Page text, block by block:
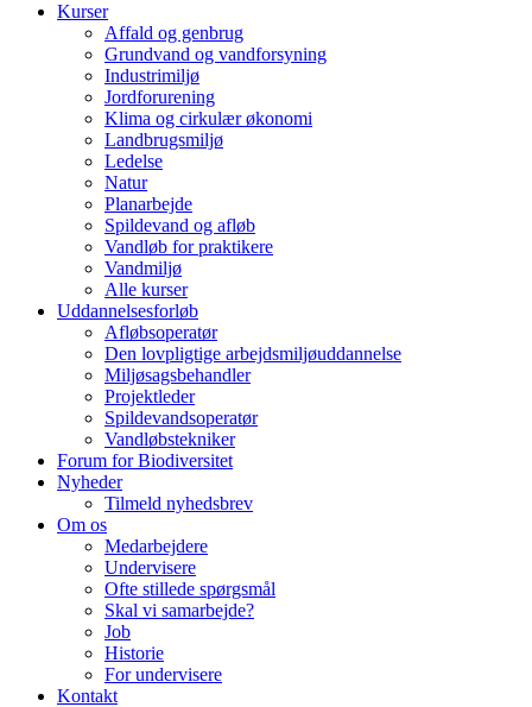
Kurser
Affald og genbrug
Grundvand og vandforsyning
Industrimiljø
Jordforurening
Klima og cirkulær økonomi
Landbrugsmiljø
Ledelse
Natur
Planarbejde
Spildevand og afløb
Vandløb for praktikere
Vandmiljø
Alle kurser
Uddannelsesforløb
Afløbsoperatør
Den lovpligtige arbejdsmiljøuddannelse
Miljøsagsbehandler
Projektleder
Spilde­vands­operatør
Vandløbstekniker
Forum for Biodiversitet
Nyheder
Tilmeld nyhedsbrev
Om os
Medarbejdere
Undervisere
Ofte stillede spørgsmål
Skal vi samarbejde?
Job
Historie
For undervisere
Kontakt